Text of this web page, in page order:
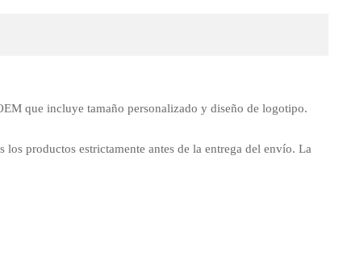
que incluye tamaño personalizado y diseño de logotipo.
productos estrictamente antes de la entrega del envío. La